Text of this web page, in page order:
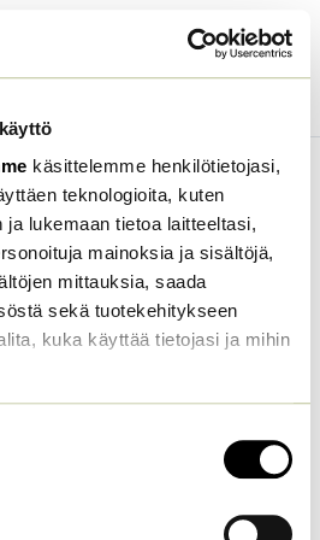
käsittelemme henkilötietojasi,
teknologioita, kuten
lukemaan tietoa laitteeltasi,
mainoksia ja sisältöjä,
mittauksia, saada
sekä tuotekehitykseen
kuka käyttää tietojasi ja mihin
. Voit muuttaa
kurssin
etusivulle
ja kirjauduttava sisään
suorittaaksesi kurssin ja
todistuksen.
Rekisteröidy